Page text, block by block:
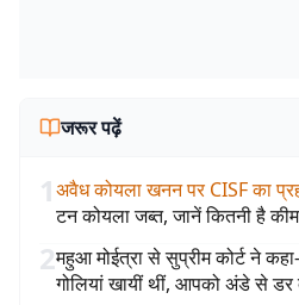
जरूर पढ़ें
1अवैध कोयला खनन पर CISF का
टन कोयला जब्त, जानें कितनी है
2महुआ मोईत्रा से सुप्रीम कोर्ट ने
गोलियां खायीं थीं, आपको अंडे से डर